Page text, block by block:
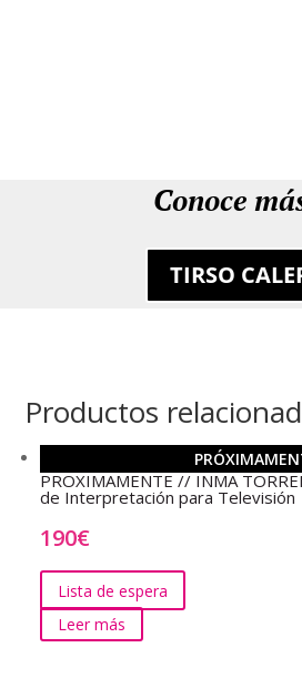
Conoce
TIRSO
Productos
PROXIMAMENTE // INMA
de Interpretación para Televisión
190€
Lista de espera
Leer más